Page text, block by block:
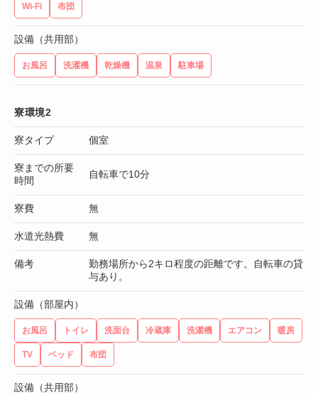
Wi-Fi 布団
設備（共用部）
お風呂 洗濯機 乾燥機 温泉 駐車場
寮環境2
寮タイプ 個室
寮までの所要
時間
自転車で10分
寮費 無
水道光熱費 無
備考
勤務場所から2キロ程度の距離です。自転車の貸
与あり。
設備（部屋内）
お風呂 トイレ 洗面台 冷蔵庫 洗濯機 エアコン 暖房
TV ベッド 布団
設備（共用部）